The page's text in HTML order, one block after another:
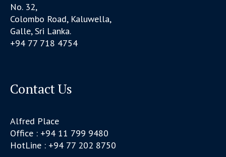
No. 32,
Colombo Road, Kaluwella,
Galle, Sri Lanka.
+94 77 718 4754
Contact Us
Alfred Place
Office : +94 11 799 9480
HotLine : +94 77 202 8750